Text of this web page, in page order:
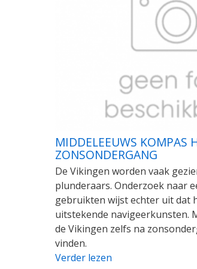
MIDDELEEUWS KOMPAS
ZONSONDERGANG
De Vikingen worden vaak
plunderaars. Onderzoek naar
gebruikten wijst echter uit dat
uitstekende navigeerkunsten.
de Vikingen zelfs na
vinden.
Verder lezen